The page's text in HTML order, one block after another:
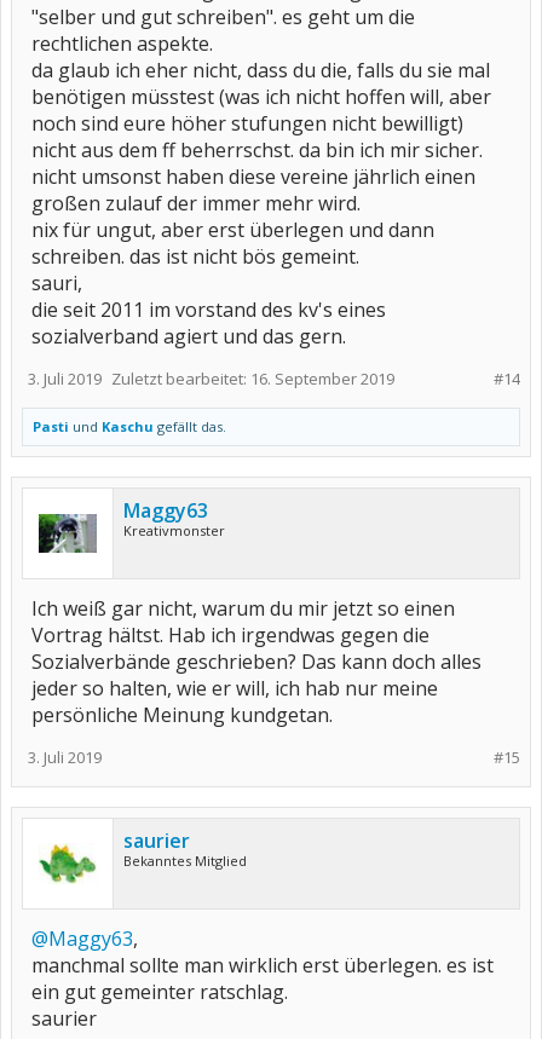
"selber und gut schreiben". es geht um die
rechtlichen aspekte.
da glaub ich eher nicht, dass du die, falls du sie mal
benötigen müsstest (was ich nicht hoffen will, aber
noch sind eure höher stufungen nicht bewilligt)
nicht aus dem ff beherrschst. da bin ich mir sicher.
nicht umsonst haben diese vereine jährlich einen
großen zulauf der immer mehr wird.
nix für ungut, aber erst überlegen und dann
schreiben. das ist nicht bös gemeint.
sauri,
die seit 2011 im vorstand des kv's eines
sozialverband agiert und das gern.
#14
3. Juli 2019 Zuletzt bearbeitet: 16. September 2019
Pasti und Kaschu gefällt das.
Maggy63
Kreativmonster
Ich weiß gar nicht, warum du mir jetzt so einen
Vortrag hältst. Hab ich irgendwas gegen die
Sozialverbände geschrieben? Das kann doch alles
jeder so halten, wie er will, ich hab nur meine
persönliche Meinung kundgetan.
#15
3. Juli 2019
saurier
Bekanntes Mitglied
@Maggy63,
manchmal sollte man wirklich erst überlegen. es ist
ein gut gemeinter ratschlag.
saurier